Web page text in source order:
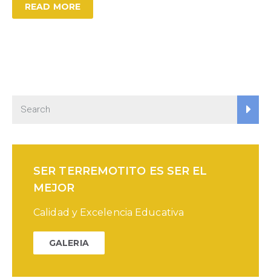
READ MORE
SER TERREMOTITO ES SER EL
MEJOR
Calidad y Excelencia Educativa
GALERIA